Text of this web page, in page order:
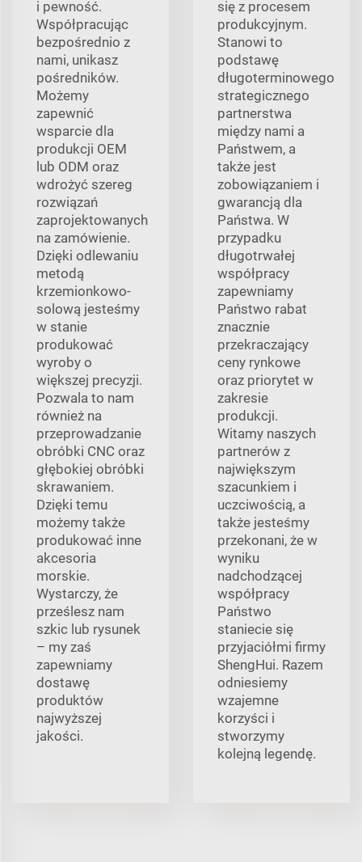
i pewność.
Współpracując
bezpośrednio z
nami, unikasz
pośredników.
Możemy
zapewnić
wsparcie dla
produkcji OEM
lub ODM oraz
wdrożyć szereg
rozwiązań
zaprojektowanych
na zamówienie.
Dzięki odlewaniu
metodą
krzemionkowo-
solową jesteśmy
w stanie
produkować
wyroby o
większej precyzji.
Pozwala to nam
również na
przeprowadzanie
obróbki CNC oraz
głębokiej obróbki
skrawaniem.
Dzięki temu
możemy także
produkować inne
akcesoria
morskie.
Wystarczy, że
prześlesz nam
szkic lub rysunek
– my zaś
zapewniamy
dostawę
produktów
najwyższej
jakości.
się z procesem
produkcyjnym.
Stanowi to
podstawę
długoterminowego
strategicznego
partnerstwa
między nami a
Państwem, a
także jest
zobowiązaniem i
gwarancją dla
Państwa. W
przypadku
długotrwałej
współpracy
zapewniamy
Państwo rabat
znacznie
przekraczający
ceny rynkowe
oraz priorytet w
zakresie
produkcji.
Witamy naszych
partnerów z
największym
szacunkiem i
uczciwością, a
także jesteśmy
przekonani, że w
wyniku
nadchodzącej
współpracy
Państwo
staniecie się
przyjaciółmi firmy
ShengHui. Razem
odniesiemy
wzajemne
korzyści i
stworzymy
kolejną legendę.